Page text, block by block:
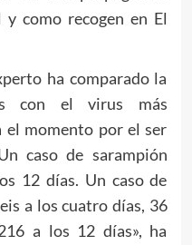
y como recogen en El
ha comparado la
con el virus más
el momento por el ser
caso de sarampión
12 días. Un caso de
a los cuatro días, 36
a los 12 días», ha